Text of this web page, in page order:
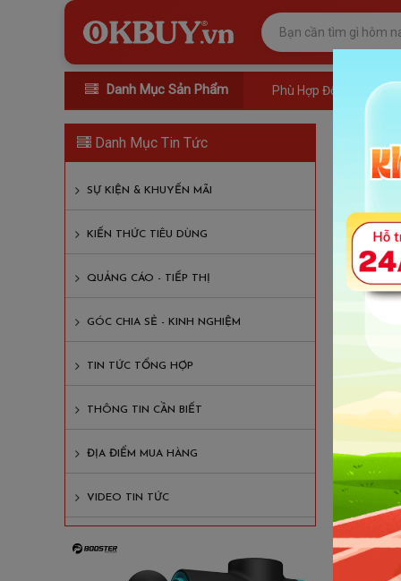
Danh Mục Sản Phẩm Phù Hợp Đối Tượng
Danh Mục Tin Tức
SỰ KIỆN & KHUYẾN MÃI
KIẾN THỨC TIÊU DÙNG
QUẢNG CÁO - TIẾP THỊ
GÓC CHIA SẺ - KINH NGHIỆM
TIN TỨC TỔNG HỢP
THÔNG TIN CẦN BIẾT
ĐỊA ĐIỂM MUA HÀNG
VIDEO TIN TỨC
Lượt
Nội
Ghế
1.
2.
Trong
nhiên,
đây